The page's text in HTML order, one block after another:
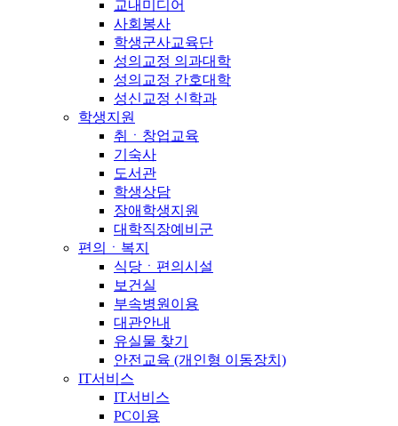
교내미디어
사회봉사
학생군사교육단
성의교정 의과대학
성의교정 간호대학
성신교정 신학과
학생지원
취ㆍ창업교육
기숙사
도서관
학생상담
장애학생지원
대학직장예비군
편의ㆍ복지
식당ㆍ편의시설
보건실
부속병원이용
대관안내
유실물 찾기
안전교육 (개인형 이동장치)
IT서비스
IT서비스
PC이용